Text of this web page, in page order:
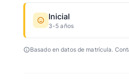
Inicial
3-5 años
Basado en datos de matrícula.